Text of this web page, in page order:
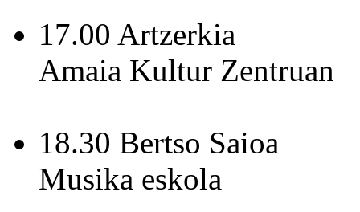
17.00 Artzerkia
Amaia Kultur Zentruan
18.30 Bertso Saioa
Musika eskola